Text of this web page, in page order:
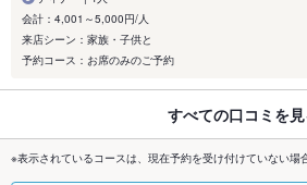
会計：4,001～5,000円/人
来店シーン：家族・子供と
予約コース：お席のみのご予約
すべての口コミを
※表示されているコースは、現在予約を受け付けていない場